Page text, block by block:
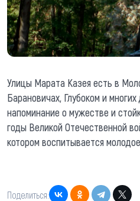
Улицы Марата Казея есть в
Барановичах, Глубоком и многих
напоминание о мужестве и
годы Великой Отечественной
котором воспитывается
Поделиться: